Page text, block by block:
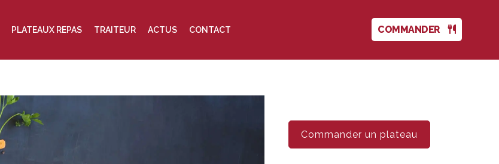
COMMANDER
PLATEAUX REPAS TRAITEUR ACTUS CONTACT
Commander un plateau